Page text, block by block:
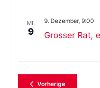
MI.
9 Grosser Rat,
9. Dezember, 9:00
Vorherige